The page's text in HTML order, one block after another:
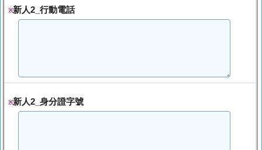
※新人2_行動電話
※新人2_身分證字號